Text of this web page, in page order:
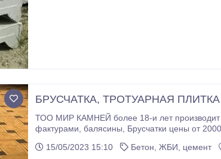
БРУСЧАТКА, ТРОТУАРНАЯ ПЛИТКА
ТОО МИР КАМНЕЙ более 18-и лет производит и реализует высокопрочный Декоративные камни около 26 видов и разные
фактурами, балясины, Брусчатки цены от 2000 до 6500тг более 33 видов и разных цветовых гаммах! Тротуарную плитку,
15/05/2023 15:10 Бетон, ЖБИ, цемент